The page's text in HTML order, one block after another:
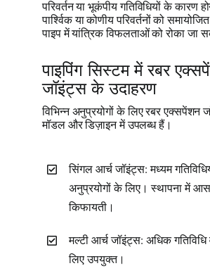
परिवर्तन या भूकंपीय गतिविधियों के कारण
पार्श्विक या कोणीय परिवर्तनों को
पाइप में यांत्रिक विफलताओं को रोका जा
पाइपिंग सिस्टम में रबर
जॉइंट्स के उदाहरण
विभिन्न अनुप्रयोगों के लिए रबर एक्सपेंशन
मॉडल और डिज़ाइन में उपलब्ध हैं।
सिंगल आर्च जॉइंट्स: मध्यम
अनुप्रयोगों के लिए। स्थापना में
किफायती।
मल्टी आर्च जॉइंट्स: अधिक
लिए उपयुक्त।